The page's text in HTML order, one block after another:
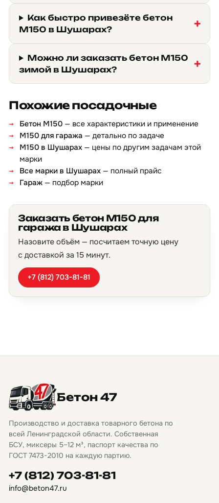
Как быстро привезёте бетон
М150 в Шушарах?
Можно ли заказать бетон М150
зимой в Шушарах?
Похожие посадочные
Бетон М150 — все характеристики и применение
М150 для гаража — детально по задаче
М150 в Шушарах — цены по другим задачам этой
марки
Все марки в Шушарах — полный прайс
Гараж — подбор марки
Заказать бетон М150 для
гаража в Шушарах
Назовите объём — посчитаем точную цену
с доставкой за 15 минут.
+7 (812) 703-81-81
Бетон 47
Производство и доставка товарного бетона по
всей Ленинградской области. Собственная
БСУ, миксеры 5–12 м³, паспорт качества по
ГОСТ 7473-2010 на каждую партию.
+7 (812) 703-81-81
info@beton47.ru